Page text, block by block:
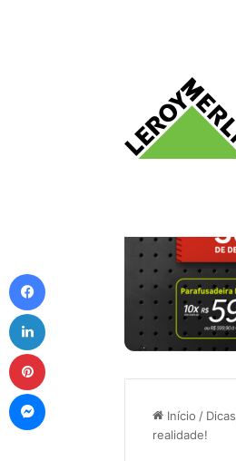
Início / Dicas
realidade!